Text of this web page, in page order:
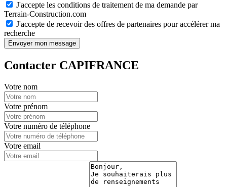
J'accepte les conditions de traitement de ma demande par
Terrain-Construction.com
J'accepte de recevoir des offres de partenaires pour accélérer ma
recherche
Envoyer mon message
Contacter CAPIFRANCE
Votre nom
Votre prénom
Votre numéro de téléphone
Votre email